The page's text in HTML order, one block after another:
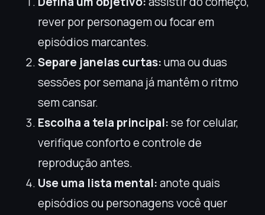
rever por personagem ou focar em
episódios marcantes.
Separe janelas curtas:uma ou duas
sessões por semana já mantêm o ritmo
sem cansar.
Escolha a tela principal:se for celular,
verifique conforto e controle de
reprodução antes.
Use uma lista mental:anote quais
episódios ou personagens você quer